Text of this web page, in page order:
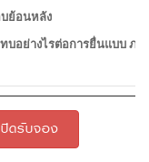
บย้อนหลัง
บอย่างไรต่อการยื่นแบบ ภ.ง
ปิดรับจอง